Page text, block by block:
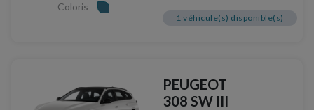
Coloris
1 véhicule(s) disponible(s)
PEUGEOT
308 SW III